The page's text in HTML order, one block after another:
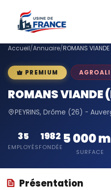
Accueil/Annuaire/ROMANS
PREMIUM
ROMANS VIANDE
PEYRINS, Drôme (26) -
35
EMPLOYÉS
1982
FONDÉE
5 000
SURFACE
Présentation